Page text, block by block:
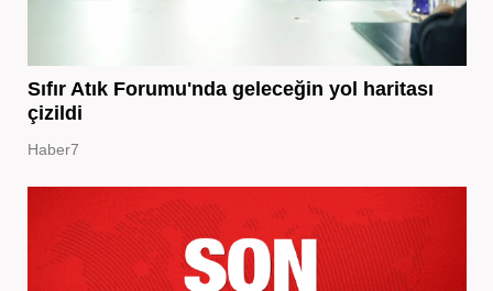
Sıfır Atık Forumu'nda geleceğin yol haritası
çizildi
Haber7